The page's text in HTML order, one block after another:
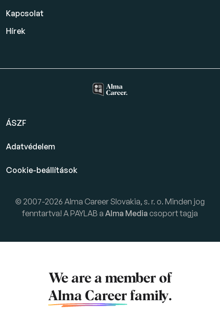
Kapcsolat
Hírek
ÁSZF
Adatvédelem
Cookie-beállítások
© 2007-2026 Alma Career Slovakia, s. r. o. Minden jog
fenntartva! A PAYLAB a Alma Media csoport tagja
We are a member of
Alma Career family.